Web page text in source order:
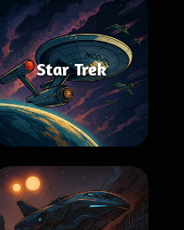
Star Trek